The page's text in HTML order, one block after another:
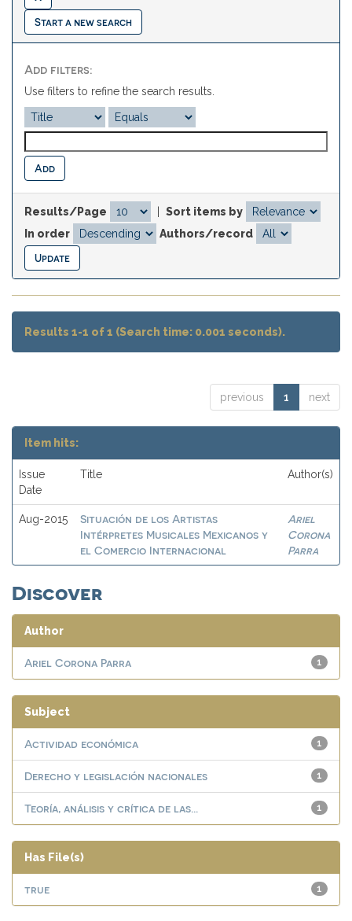
Start a new search
Add filters:
Use filters to refine the search results.
Results/Page
Sort items by
In order
Authors/record
Results 1-1 of 1 (Search time: 0.001 seconds).
previous 1 next
Item hits:
Issue
Date
Title Author(s)
Aug-2015
Situación de los Artistas
Intérpretes Musicales Mexicanos y
el Comercio Internacional
Ariel
Corona
Parra
Discover
Author
1
Ariel Corona Parra
Subject
1
Actividad económica
1
Derecho y legislación nacionales
1
Teoría, análisis y crítica de las...
Has File(s)
1
true